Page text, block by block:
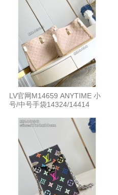
LV官网M14659 ANYTIME 小
号/中号手袋14324/14414